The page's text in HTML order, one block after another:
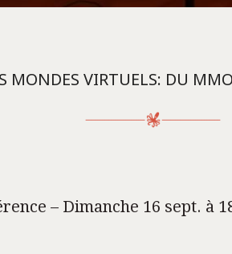
MONDES VIRTUELS: DU
– Dimanche 16 sept. à